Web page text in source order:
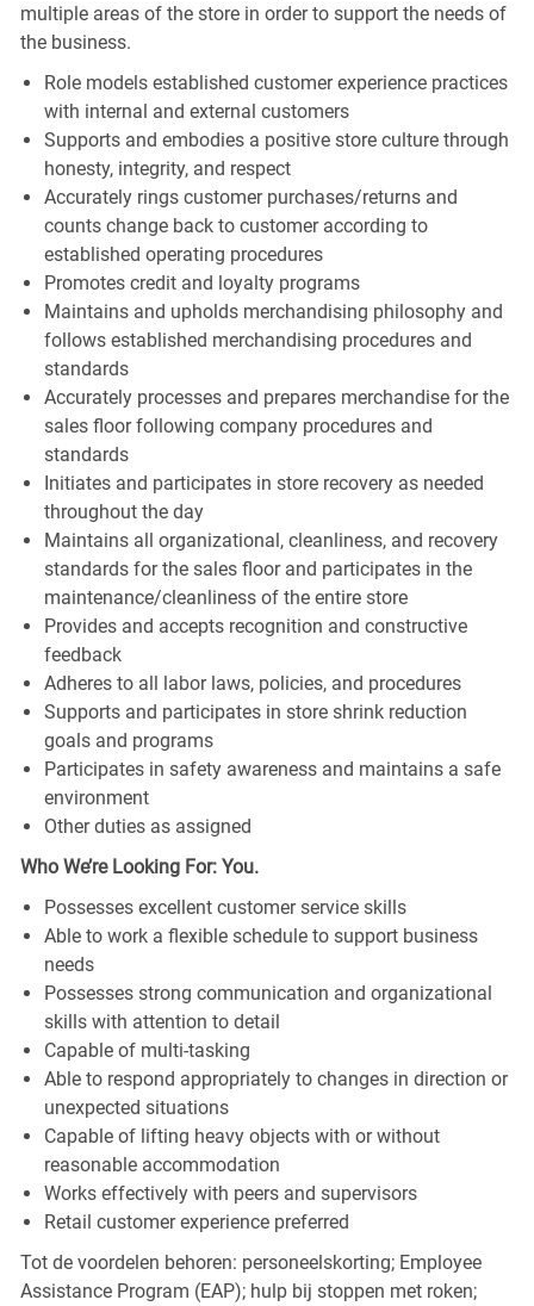
multiple areas of the store in order to support the needs of
the business.
Role models established customer experience practices
with internal and external customers
Supports and embodies a positive store culture through
honesty, integrity, and respect
Accurately rings customer purchases/returns and
counts change back to customer according to
established operating procedures
Promotes credit and loyalty programs
Maintains and upholds merchandising philosophy and
follows established merchandising procedures and
standards
Accurately processes and prepares merchandise for the
sales floor following company procedures and
standards
Initiates and participates in store recovery as needed
throughout the day
Maintains all organizational, cleanliness, and recovery
standards for the sales floor and participates in the
maintenance/cleanliness of the entire store
Provides and accepts recognition and constructive
feedback
Adheres to all labor laws, policies, and procedures
Supports and participates in store shrink reduction
goals and programs
Participates in safety awareness and maintains a safe
environment
Other duties as assigned
Who We’re Looking For: You.
Possesses excellent customer service skills
Able to work a flexible schedule to support business
needs
Possesses strong communication and organizational
skills with attention to detail
Capable of multi-tasking
Able to respond appropriately to changes in direction or
unexpected situations
Capable of lifting heavy objects with or without
reasonable accommodation
Works effectively with peers and supervisors
Retail customer experience preferred
Tot de voordelen behoren: personeelskorting; Employee
Assistance Program (EAP); hulp bij stoppen met roken;